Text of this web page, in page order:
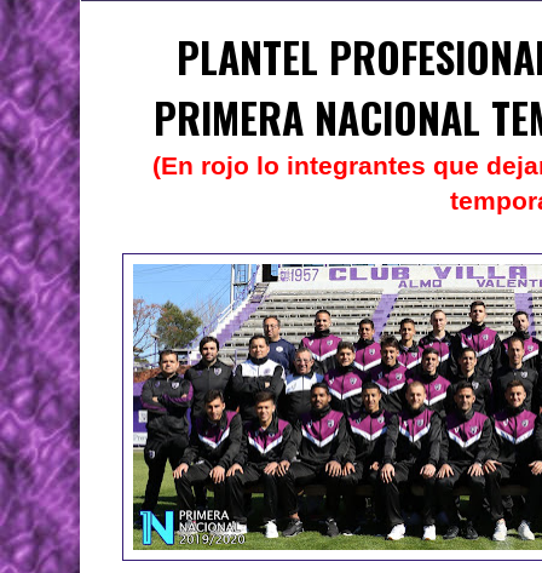
PLANTEL
PRIMERA NACIONAL
(En rojo lo integrantes que